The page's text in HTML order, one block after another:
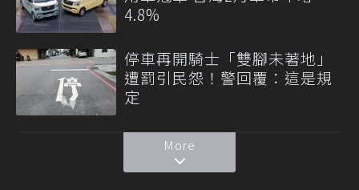
4.8%
停車再開騎士「雙腳未著地」
遭罰引民怨！警回覆：這是規
定
More